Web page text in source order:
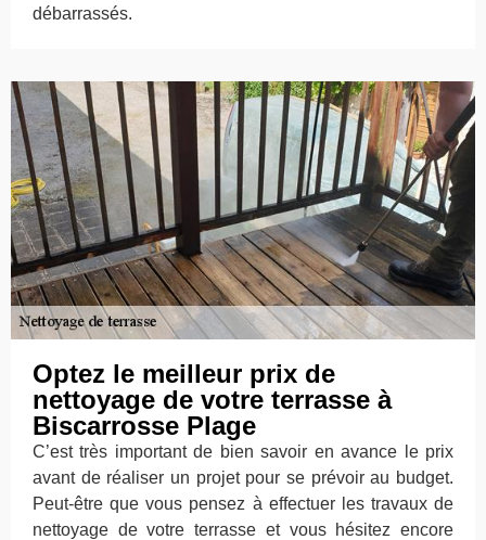
débarrassés.
Optez le meilleur prix de
nettoyage de votre terrasse à
Biscarrosse Plage
C’est très important de bien savoir en avance le prix
avant de réaliser un projet pour se prévoir au budget.
Peut-être que vous pensez à effectuer les travaux de
nettoyage de votre terrasse et vous hésitez encore